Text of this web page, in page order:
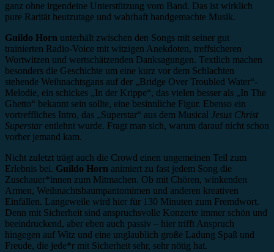
ganz ohne irgendeine Unterstützung vom Band. Das ist wirklich
pure Rarität heutzutage und wahrhaft handgemachte Musik.
Guildo Horn unterhält zwischen den Songs mit seiner gut
trainierten Radio-Voice mit witzigen Anekdoten, treffsicheren
Wortwitzen und wertschätzenden Danksagungen. Textlich machen
besonders die Geschichte um eine kurz vor dem Schlachten
stehende Weihnachtsgans auf der „Bridge Over Troubled Water“-
Melodie, ein schickes „In der Krippe“, das vielen besser als „In The
Ghetto“ bekannt sein sollte, eine besinnliche Figur. Ebenso ein
vortreffliches Intro, das „Superstar“ aus dem Musical Jesus Christ
Superstar entlehnt wurde. Fragt man sich, warum darauf nicht schon
vorher jemand kam.
Nicht zuletzt trägt auch die Crowd einen ungemeinen Teil zum
Erlebnis bei. Guildo Horn animiert zu fast jedem Song die
Zuschauer*innen zum Mitmachen. Ob mit Chören, winkenden
Armen, Weihnachtsbaumpantomimen und anderen kreativen
Einfällen. Langeweile wird hier für 130 Minuten zum Fremdwort.
Denn mit Sicherheit sind anspruchsvolle Konzerte immer schön und
beeindruckend, aber eben auch passiv – hier trifft Anspruch
hingegen auf Witz und eine unglaublich große Ladung Spaß und
Freude, die jede*r mit Sicherheit sehr, sehr nötig hat.